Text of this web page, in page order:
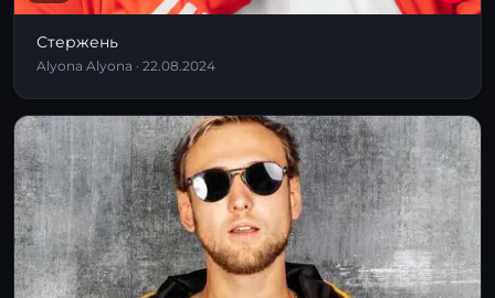
Стержень
Alyona Alyona · 22.08.2024